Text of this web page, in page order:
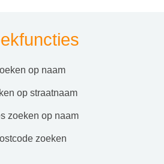
zoeken op naam
op straatnaam
zoeken op naam
postcode zoeken